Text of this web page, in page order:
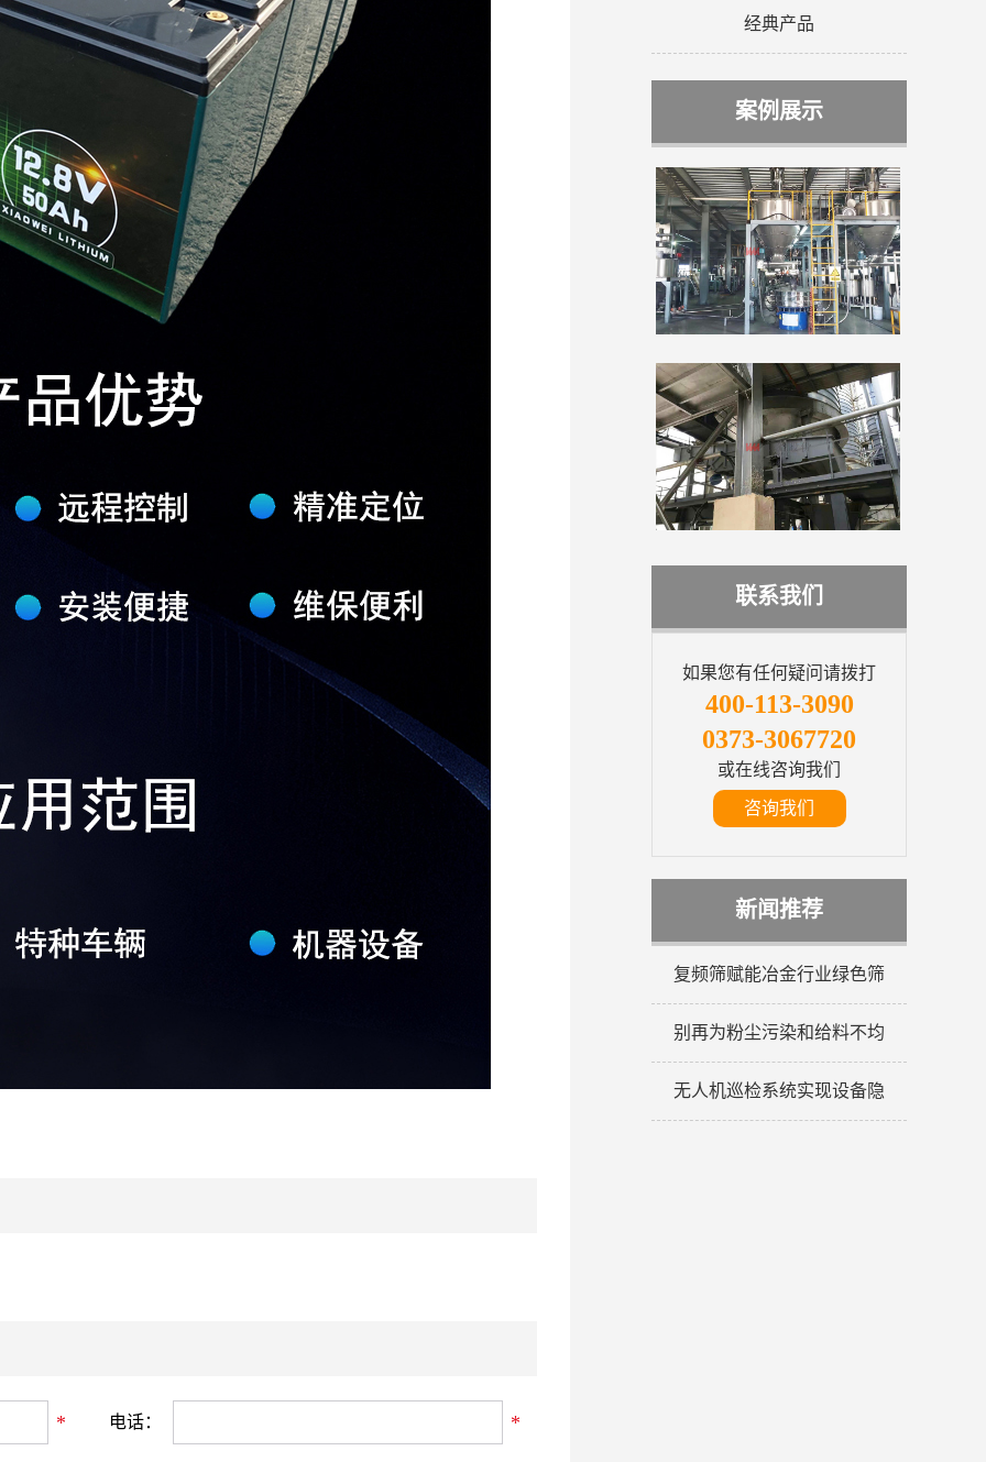
* 电话： *
经典产品
案例展示
联系我们
如果您有任何疑问请拨打
400-113-3090
0373-3067720
或在线咨询我们
咨询我们
新闻推荐
复频筛赋能冶金行业绿色筛
别再为粉尘污染和给料不均
无人机巡检系统实现设备隐